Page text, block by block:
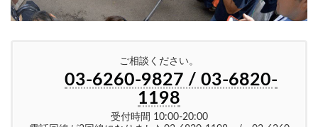
ご相談ください。
03-6260-9827 / 03-6820-
1198
受付時間 10:00-20:00